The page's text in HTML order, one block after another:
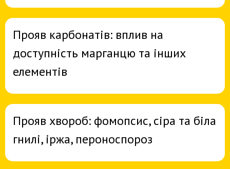
Прояв карбонатів: вплив на
доступність марганцю та інших
елементів
Прояв хвороб: фомопсис, сіра та біла
гнилі, іржа, пероноспороз